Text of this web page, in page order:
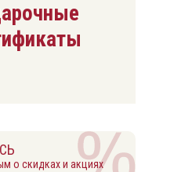
о скидках и акциях